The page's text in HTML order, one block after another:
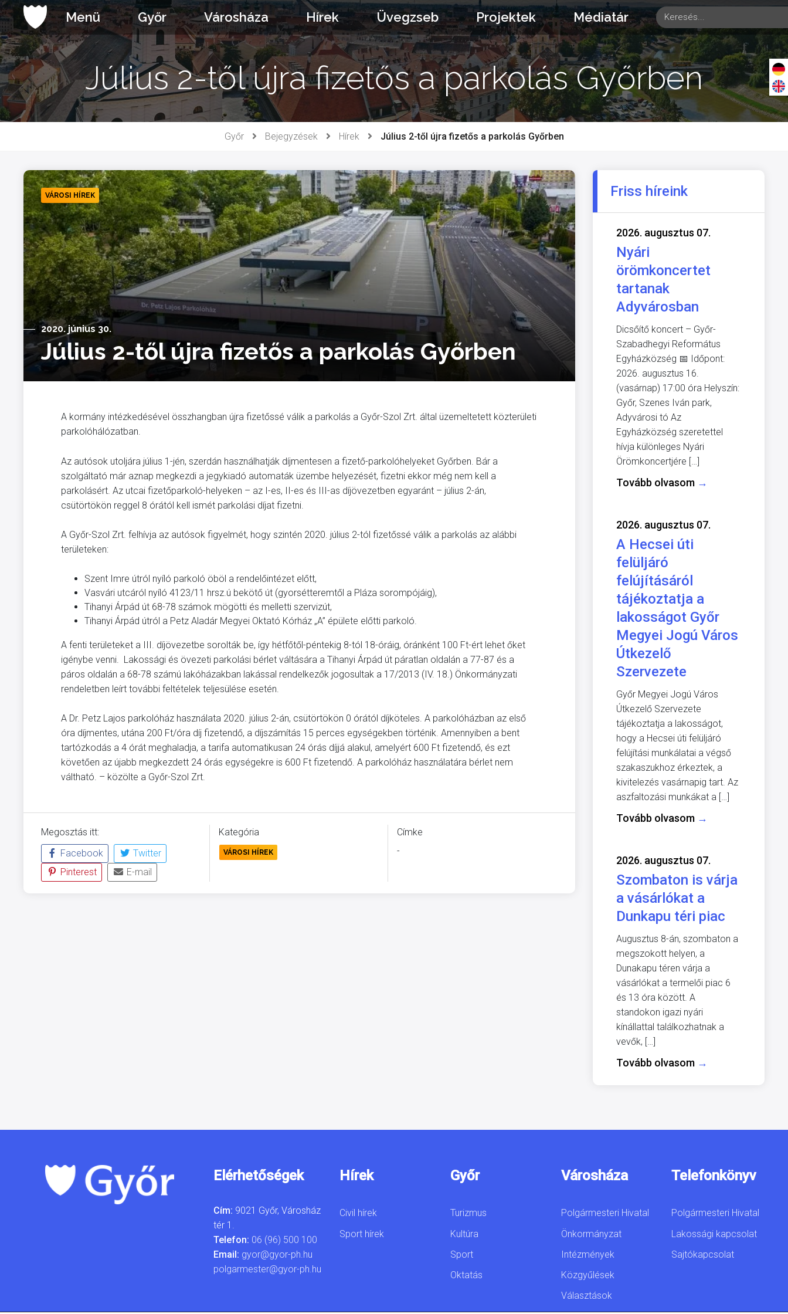
Ugrás
a
tartalomhoz
Menü Győr Városháza Hírek Üvegzseb Projektek Médiatár
Július 2-től újra fizetős a parkolás Győrben
Győr Bejegyzések Hírek Július 2-től újra fizetős a parkolás Győrben
VÁROSI HÍREK
2020. június 30.
Július 2-től újra fizetős a parkolás Győrben
A kormány intézkedésével összhangban újra fizetőssé válik a parkolás a Győr-Szol Zrt. által üzemeltetett közterületi
parkolóhálózatban.
Az autósok utoljára július 1-jén, szerdán használhatják díjmentesen a fizető-parkolóhelyeket Győrben. Bár a
szolgáltató már aznap megkezdi a jegykiadó automaták üzembe helyezését, fizetni ekkor még nem kell a
parkolásért. Az utcai fizetőparkoló-helyeken – az I-es, II-es és III-as díjövezetben egyaránt – július 2-án,
csütörtökön reggel 8 órától kell ismét parkolási díjat fizetni.
A Győr-Szol Zrt. felhívja az autósok figyelmét, hogy szintén 2020. július 2-tól fizetőssé válik a parkolás az alábbi
területeken:
Szent Imre útról nyíló parkoló öböl a rendelőintézet előtt,
Vasvári utcáról nyíló 4123/11 hrsz.ú bekötő út (gyorsétteremtől a Pláza sorompójáig),
Tihanyi Árpád út 68-78 számok mögötti és melletti szervizút,
Tihanyi Árpád útról a Petz Aladár Megyei Oktató Kórház „A” épülete előtti parkoló.
A fenti területeket a III. díjövezetbe sorolták be, így hétfőtől-péntekig 8-tól 18-óráig, óránként 100 Ft-ért lehet őket
igénybe venni. Lakossági és övezeti parkolási bérlet váltására a Tihanyi Árpád út páratlan oldalán a 77-87 és a
páros oldalán a 68-78 számú lakóházakban lakással rendelkezők jogosultak a 17/2013 (IV. 18.) Önkormányzati
rendeletben leírt további feltételek teljesülése esetén.
A Dr. Petz Lajos parkolóház használata 2020. július 2-án, csütörtökön 0 órától díjköteles. A parkolóházban az első
óra díjmentes, utána 200 Ft/óra díj fizetendő, a díjszámítás 15 perces egységekben történik. Amennyiben a bent
tartózkodás a 4 órát meghaladja, a tarifa automatikusan 24 órás díjjá alakul, amelyért 600 Ft fizetendő, és ezt
követően az újabb megkezdett 24 órás egységekre is 600 Ft fizetendő. A parkolóház használatára bérlet nem
váltható. – közölte a Győr-Szol Zrt.
Megosztás itt:
Facebook
Twitter
Pinterest
E-mail
Kategória
VÁROSI HÍREK
Címke
-
Friss híreink
2026. augusztus 07.
Nyári
örömkoncertet
tartanak
Adyvárosban
Dicsőítő koncert – Győr-
Szabadhegyi Református
Egyházközség 📅 Időpont:
2026. augusztus 16.
(vasárnap) 17:00 óra Helyszín:
Győr, Szenes Iván park,
Adyvárosi tó Az
Egyházközség szeretettel
hívja különleges Nyári
Örömkoncertjére […]
Tovább olvasom →
2026. augusztus 07.
A Hecsei úti
felüljáró
felújításáról
tájékoztatja a
lakosságot Győr
Megyei Jogú Város
Útkezelő
Szervezete
Győr Megyei Jogú Város
Útkezelő Szervezete
tájékoztatja a lakosságot,
hogy a Hecsei úti felüljáró
felújítási munkálatai a végső
szakaszukhoz érkeztek, a
kivitelezés vasárnapig tart. Az
aszfaltozási munkákat a […]
Tovább olvasom →
2026. augusztus 07.
Szombaton is várja
a vásárlókat a
Dunkapu téri piac
Augusztus 8-án, szombaton a
megszokott helyen, a
Dunakapu téren várja a
vásárlókat a termelői piac 6
és 13 óra között. A
standokon igazi nyári
kínállattal találkozhatnak a
vevők, […]
Tovább olvasom →
Elérhetőségek
Cím: 9021 Győr, Városház
tér 1.
Telefon: 06 (96) 500 100
Email: gyor@gyor-ph.hu
polgarmester@gyor-ph.hu
Hírek
Civil hírek
Sport hírek
Győr
Turizmus
Kultúra
Sport
Oktatás
Városháza
Polgármesteri Hivatal
Önkormányzat
Intézmények
Közgyűlések
Választások
Telefonkönyv
Polgármesteri Hivatal
Lakossági kapcsolat
Sajtókapcsolat